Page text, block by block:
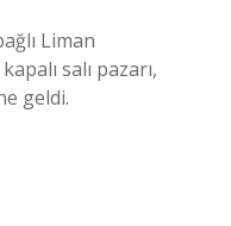
Liman
salı pazarı,
geldi.